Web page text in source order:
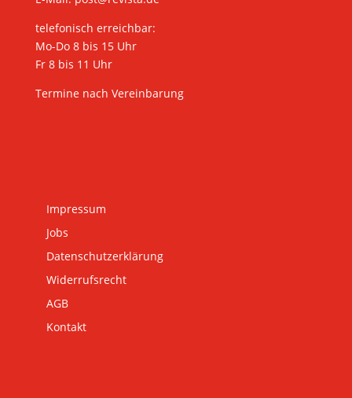
telefonisch erreichbar:
Mo-Do 8 bis 15 Uhr
Fr 8 bis 11 Uhr
Termine nach Vereinbarung
Impressum
Jobs
Datenschutzerklärung
Widerrufsrecht
AGB
Kontakt